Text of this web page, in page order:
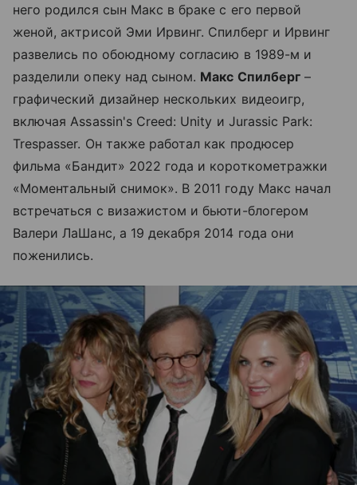
него родился сын Макс в браке с его первой
женой, актрисой Эми Ирвинг. Спилберг и Ирвинг
развелись по обоюдному согласию в 1989-м и
разделили опеку над сыном. Макс Спилберг–
графический дизайнер нескольких видеоигр,
включая Assassin's Creed: Unity и Jurassic Park:
Trespasser. Он также работал как продюсер
фильма «Бандит» 2022 года и короткометражки
«Моментальный снимок». В 2011 году Макс начал
встречаться с визажистом и бьюти-блогером
Валери ЛаШанс, а 19 декабря 2014 года они
поженились.